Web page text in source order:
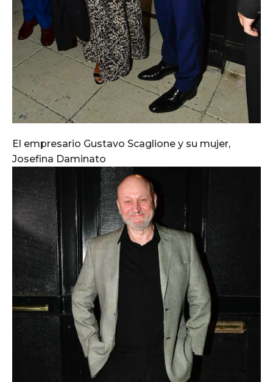
El empresario Gustavo Scaglione y su mujer,
Josefina Daminato